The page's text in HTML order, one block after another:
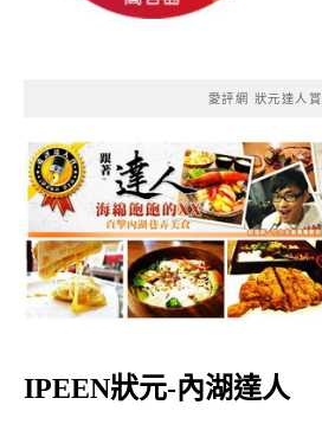
愛評網 狀元達人賞
IPEEN狀元-內湖達人